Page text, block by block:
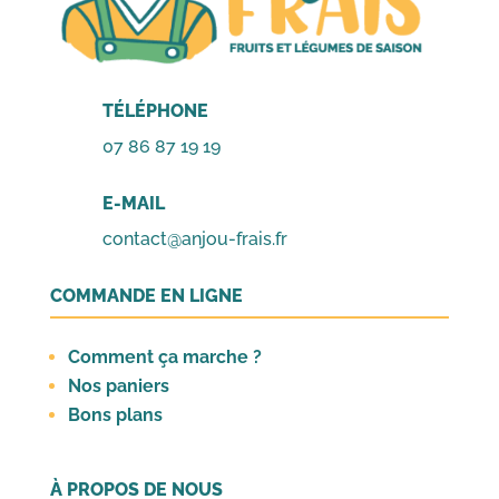
TÉLÉPHONE
07 86 87 19 19
E-MAIL
contact@anjou-frais.fr
COMMANDE EN LIGNE
Comment ça marche ?
Nos paniers
Bons plans
À PROPOS DE NOUS